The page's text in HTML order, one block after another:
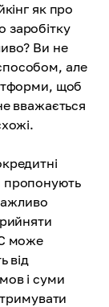
як про
заробітку
Ви не
але
щоб
вважається
пропонують
може
від
і суми